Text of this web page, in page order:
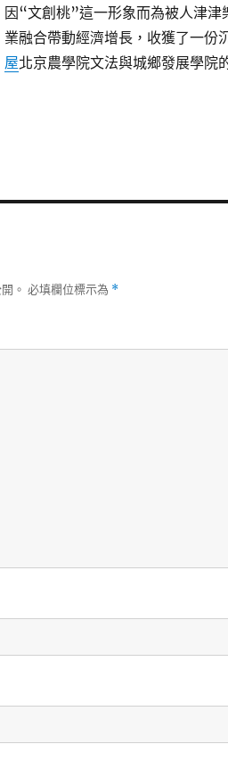
因“文創桃”這一形象而為被人津津
業融合帶動經濟增長，收獲了一份
屋北京農學院文法與城鄉發展學
。 必填欄位標示為 *